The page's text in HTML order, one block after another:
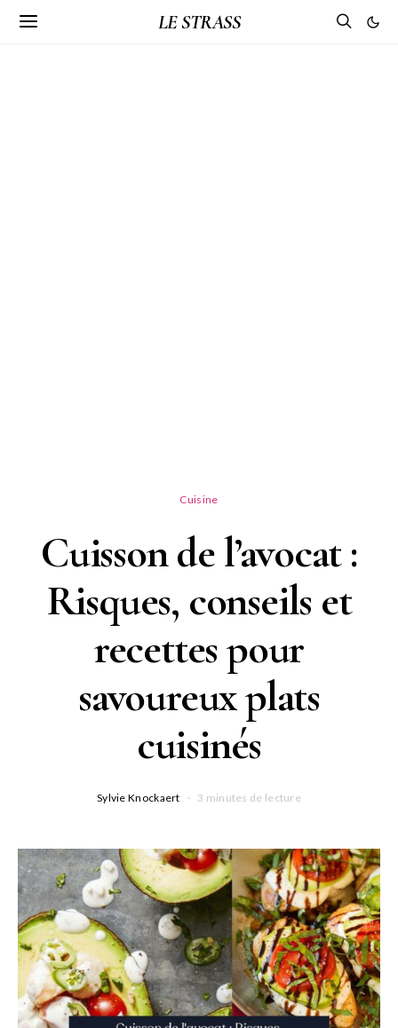
LE STRASS
Cuisine
Cuisson de l’avocat :
Risques, conseils et
recettes pour
savoureux plats
cuisinés
Sylvie Knockaert 3 minutes de lecture